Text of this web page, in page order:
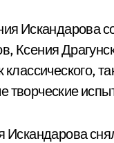
Искандарова
Ксения
классического,
творческие
Искандарова